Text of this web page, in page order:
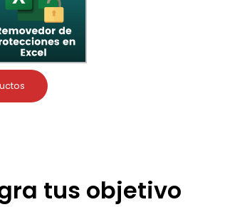
tus objetivo